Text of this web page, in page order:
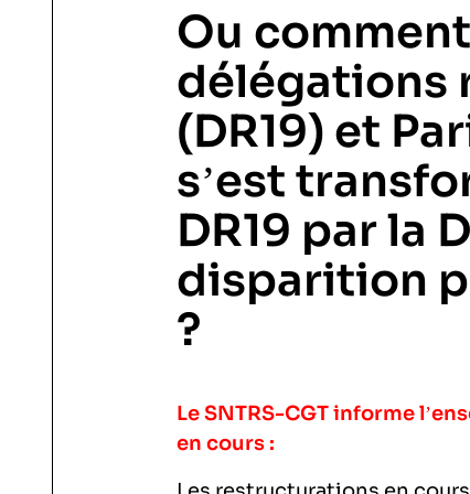
Ou
délégations
(DR19) et
s’est
DR19 par la
disparition
?
Le SNTRS-CGT informe
en cours :